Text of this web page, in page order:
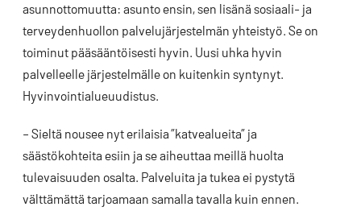
asunnottomuutta: asunto ensin, sen lisänä sosiaali- ja
terveydenhuollon palvelujärjestelmän yhteistyö. Se on
toiminut pääsääntöisesti hyvin. Uusi uhka hyvin
palvelleelle järjestelmälle on kuitenkin syntynyt.
Hyvinvointialueuudistus.
– Sieltä nousee nyt erilaisia ”katvealueita” ja
säästökohteita esiin ja se aiheuttaa meillä huolta
tulevaisuuden osalta. Palveluita ja tukea ei pystytä
välttämättä tarjoamaan samalla tavalla kuin ennen.